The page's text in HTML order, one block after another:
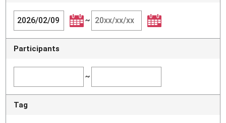
~
Participants
~
Tag